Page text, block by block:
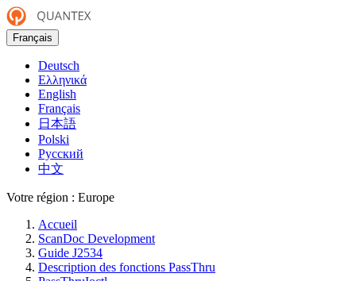
Français
Deutsch
Ελληνικά
English
Français
日本語
Polski
Русский
中文
Votre région : Europe
Accueil
ScanDoc Development
Guide J2534
Description des fonctions PassThru